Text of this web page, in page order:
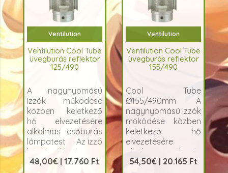
Ventilution
Ventilution Cool Tube
üvegburás reflektor
125/490
A nagynyomású
izzók működése
közben keletkező
hő elvezetésére
alkalmas csőburás
lámpatest Az izzó
hőmérsékletét
léghűtéssel,
48,00€ | 17.760 Ft
Ventilution
Ventilution Cool Tube
üvegburás reflektor
155/490
Cool Tube
Ø155/490mm A
nagynyomású izzók
működése közben
keletkező hő
elvezetésére
alkalmas csőburás
lámpatest, amely
54,50€ | 20.165 Ft